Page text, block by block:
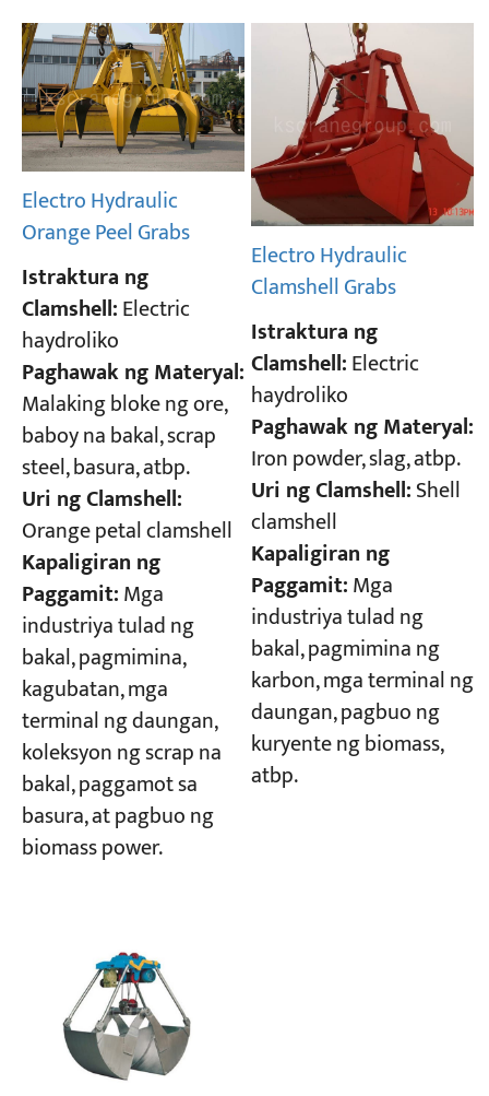
Electro Hydraulic
Orange Peel Grabs
Istraktura ng
Clamshell:Electric
haydroliko
Paghawak ng Materyal:
Malaking bloke ng ore,
baboy na bakal, scrap
steel, basura, atbp.
Uri ng Clamshell:
Orange petal clamshell
Kapaligiran ng
Paggamit:Mga
industriya tulad ng
bakal, pagmimina,
kagubatan, mga
terminal ng daungan,
koleksyon ng scrap na
bakal, paggamot sa
basura, at pagbuo ng
biomass power.
Electro Hydraulic
Clamshell Grabs
Istraktura ng
Clamshell:Electric
haydroliko
Paghawak ng Materyal:
Iron powder, slag, atbp.
Uri ng Clamshell:Shell
clamshell
Kapaligiran ng
Paggamit:Mga
industriya tulad ng
bakal, pagmimina ng
karbon, mga terminal ng
daungan, pagbuo ng
kuryente ng biomass,
atbp.